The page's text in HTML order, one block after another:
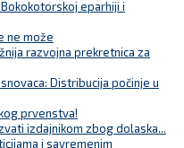
eparhiji i
ne može
razvojna prekretnica za
Distribucija počinje u
prvenstva!
izdajnikom zbog dolaska...
i savremenim